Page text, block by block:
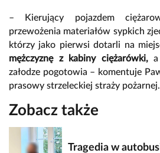
– Kierujący pojazdem
przewożenia materiałów sypkich
którzy jako pierwsi dotarli na
mężczyznę z kabiny ciężarówki,a
załodze pogotowia – komentuje
prasowy strzeleckiej straży pożarnej.
Zobacz także
Tragedia w